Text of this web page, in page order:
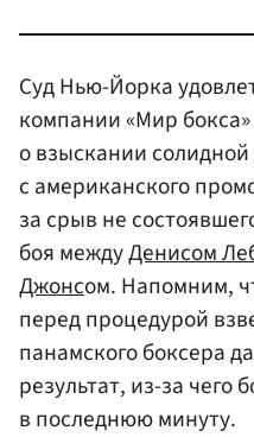
Суд Нью-Йорка
компании «Мир бокса»
о взыскании
с американского
за срыв не
боя междуДенисом
Джонсом. Напомним,
перед процедурой
панамского боксера
результат, из-за чего
в последнюю минуту.